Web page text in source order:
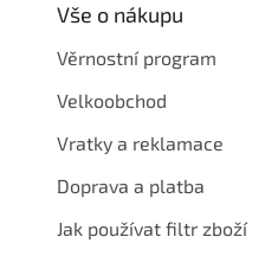
Vše o nákupu
Věrnostní program
Velkoobchod
Vratky a reklamace
Doprava a platba
Jak používat filtr zboží